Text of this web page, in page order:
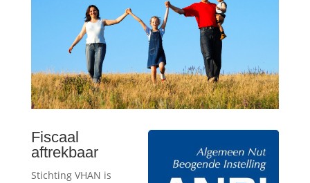
Fiscaal
aftrekbaar
Stichting VHAN is